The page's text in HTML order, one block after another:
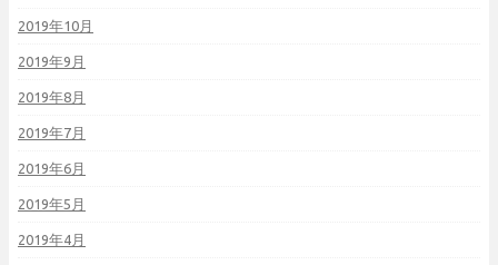
2019年10月
2019年9月
2019年8月
2019年7月
2019年6月
2019年5月
2019年4月